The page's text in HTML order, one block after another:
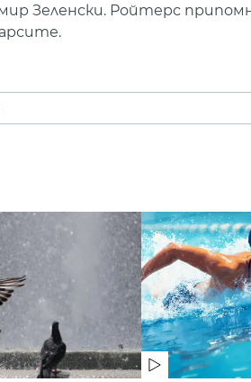
Зеленски. Ройтерс